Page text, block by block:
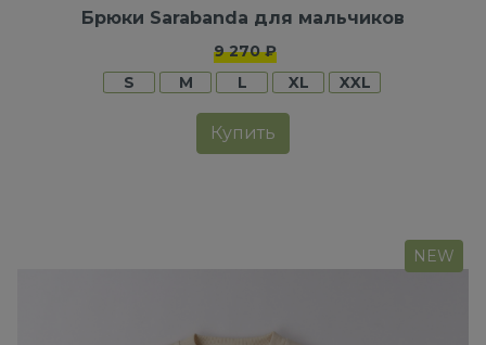
Брюки Sarabanda для мальчиков
9 270 ₽
S
M L XL XXL
Купить
NEW